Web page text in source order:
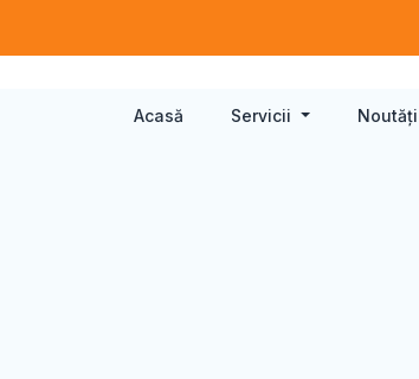
Acasă Servicii Noutăți